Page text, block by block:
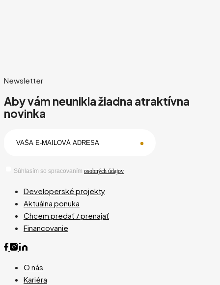
Newsletter
Aby vám neunikla žiadna atraktívna
novinka
Súhlasím so spracovaním osobných údajov
Developerské projekty
Aktuálna ponuka
Chcem predať / prenajať
Financovanie
O nás
Kariéra